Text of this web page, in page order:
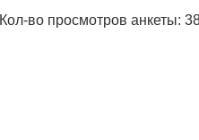
Кол-во просмотров анкеты: